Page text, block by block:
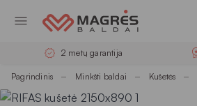
2 metų garantija
Pagrindinis Minkšti baldai Kušetės